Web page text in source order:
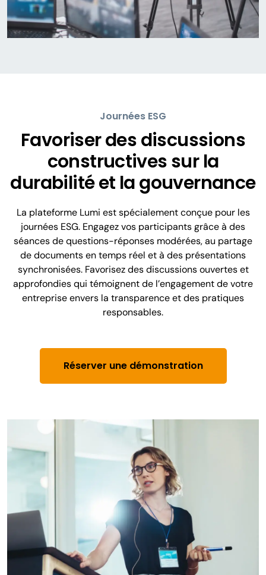
Journées ESG
Favoriser des discussions
constructives sur la
durabilité et la gouvernance
La plateforme Lumi est spécialement conçue pour les
journées ESG. Engagez vos participants grâce à des
séances de questions-réponses modérées, au partage
de documents en temps réel et à des présentations
synchronisées. Favorisez des discussions ouvertes et
approfondies qui témoignent de l’engagement de votre
entreprise envers la transparence et des pratiques
responsables.
Réserver une démonstration